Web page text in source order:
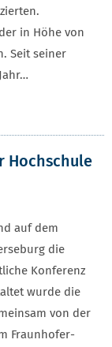
in Höhe von
Seit seiner
Hochschule
auf dem
die
Konferenz
wurde die
von der
Fraunhofer-